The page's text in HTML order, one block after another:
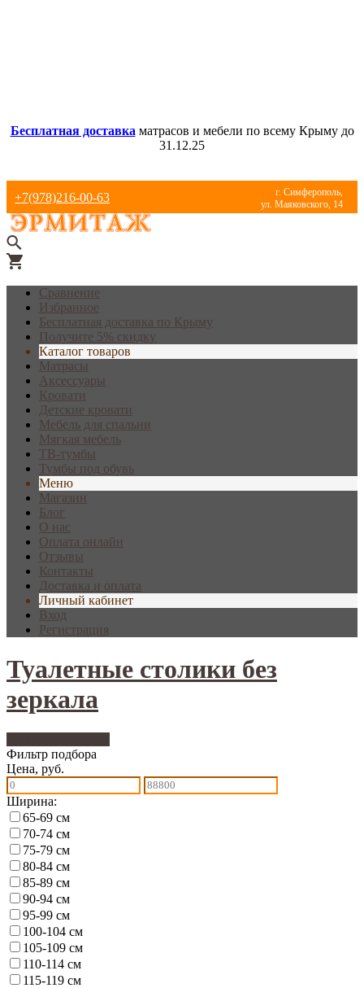
Бесплатная доставка матрасов и мебели по всему Крыму до
31.12.25
+7(978)216-00-63
г. Симферополь,
ул. Маяковского, 14
Сравнение
Избранное
Бесплатная доставка по Крыму
Получите 5% скидку
Каталог товаров
Матрасы
Аксессуары
Кровати
Детские кровати
Мебель для спальни
Мягкая мебель
ТВ-тумбы
Тумбы под обувь
Меню
Магазин
Блог
О нас
Оплата онлайн
Отзывы
Контакты
Доставка и оплата
Личный кабинет
Вход
Регистрация
Туалетные столики без
зеркала
Фильтр подбора
Цена, руб.
Ширина:
65-69 см
70-74 см
75-79 см
80-84 см
85-89 см
90-94 см
95-99 см
100-104 см
105-109 см
110-114 см
115-119 см